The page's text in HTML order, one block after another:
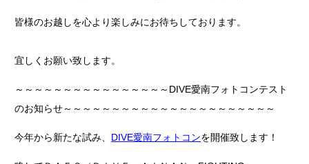
皆様のお越しを心より楽しみにお待ちしております。
宜しくお願い致します。
～～～～～～～～～～～～～～～～DIVE愛南フォトコンテスト
のお知らせ～～～～～～～～～～～～～～～～～～～～～～
今年から新たな試み、 DIVE愛南フォトコンを開催致します！